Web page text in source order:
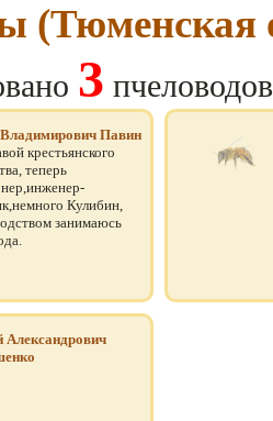
(Тюменская
3 пчеловодов
Павин
крестьянского
теперь
Кулибин,
занимаюсь
Александрович